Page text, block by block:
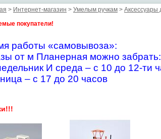
> Интернет-магазин > Умелым ручкам > Аксессуары
покупатели!
работы «самовывоза»:
от м Планерная можно забрать:
И среда – с 10 до 12-ти
– с 17 до 20 часов